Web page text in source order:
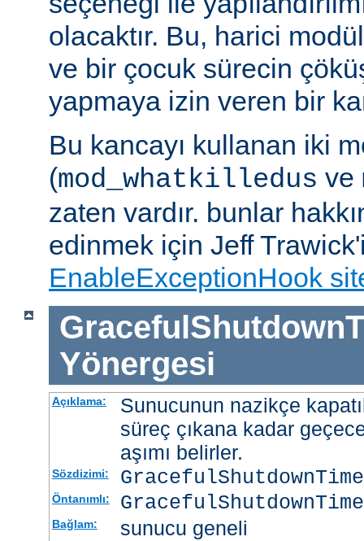
olacaktır. Bu, harici
ve bir çocuk sürecin
yapmaya izin veren bir
Bu kancayı kullanan iki
(mod_whatkilledus ve
zaten vardır. bunlar
edinmek için Jeff
EnableExceptionHook
Yönergesi
Açıklama:
Sunucunun nazikçe
süreç çıkana kadar
aşımı belirler.
Sözdizimi:
Öntanımlı:
Bağlam: sunucu geneli